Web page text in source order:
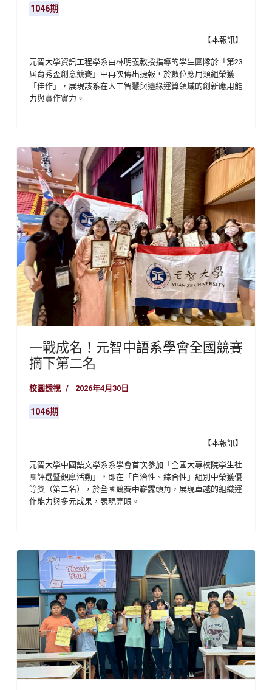
1046期
【本報訊】
元智大學資訊工程學系由林明義教授指導的學生團隊於「第23
屆育秀盃創意競賽」中再次傳出捷報，於數位應用類組榮獲
「佳作」，展現該系在人工智慧與邊緣運算領域的創新應用能
力與實作實力。
一戰成名！元智中語系學會全國競賽
摘下第二名
校園透視 2026年4月30日
1046期
【本報訊】
元智大學中國語文學系系學會首次參加「全國大專校院學生社
團評選暨觀摩活動」，即在「自治性、綜合性」組別中榮獲優
等獎（第二名），於全國競賽中嶄露頭角，展現卓越的組織運
作能力與多元成果，表現亮眼。